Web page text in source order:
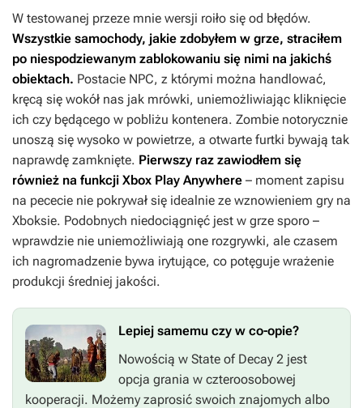
W testowanej przeze mnie wersji roiło się od błędów.
Wszystkie samochody, jakie zdobyłem w grze, straciłem
po niespodziewanym zablokowaniu się nimi na jakichś
obiektach. Postacie NPC, z którymi można handlować,
kręcą się wokół nas jak mrówki, uniemożliwiając kliknięcie
ich czy będącego w pobliżu kontenera. Zombie notorycznie
unoszą się wysoko w powietrze, a otwarte furtki bywają tak
naprawdę zamknięte. Pierwszy raz zawiodłem się
również na funkcji Xbox Play Anywhere – moment zapisu
na pececie nie pokrywał się idealnie ze wznowieniem gry na
Xboksie. Podobnych niedociągnięć jest w grze sporo –
wprawdzie nie uniemożliwiają one rozgrywki, ale czasem
ich nagromadzenie bywa irytujące, co potęguje wrażenie
produkcji średniej jakości.
Lepiej samemu czy w co-opie?
Nowością w State of Decay 2 jest
opcja grania w czteroosobowej
kooperacji. Możemy zaprosić swoich znajomych albo